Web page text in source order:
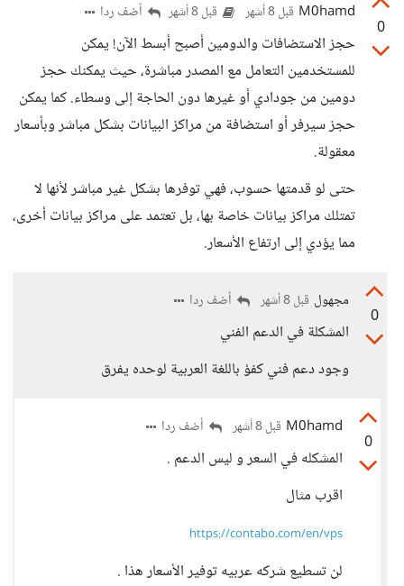
0
M0hamd قبل 8 أشهر قبل 8 أشهر أضف ردا
حجز الاستضافات والدومين أصبح أبسط الآن! يمكن
للمستخدمين التعامل مع المصدر مباشرة، حيث يمكنك حجز
دومين من جودادي أو غيرها دون الحاجة إلى وسطاء. كما يمكن
حجز سيرفر أو استضافة من مراكز البيانات بشكل مباشر وبأسعار
معقولة.
حتى لو قدمتها حسوب، فهي توفرها بشكل غير مباشر لأنها لا
تمتلك مراكز بيانات خاصة بها، بل تعتمد على مراكز بيانات أخرى،
مما يؤدي إلى ارتفاع الأسعار.
0
مجهول قبل 8 أشهر أضف ردا
المشكلة في الدعم الفني
وجود دعم فني كفؤ باللغة العربية لوحده يفرق
0
M0hamd قبل 8 أشهر أضف ردا
المشكله في السعر و ليس الدعم .
اقرب مثال
https://contabo.com/en/vps
لن تسطيع شركه عربيه توفير الأسعار هذا .